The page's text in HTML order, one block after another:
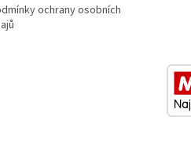
ochrany osobních